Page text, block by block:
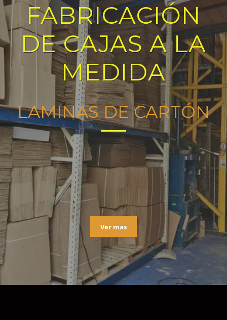
FABRICACIÓN
DE CAJAS A LA
MEDIDA
LAMINAS DE CARTÓN
Ver mas